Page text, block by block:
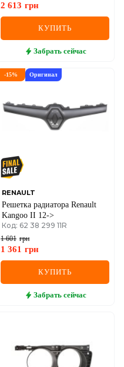
2 613 грн
КУПИТЬ
Забрать сейчас
-15% Оригинал
RENAULT
Решетка радиатора Renault
Kangoo II 12->
Код: 62 38 299 11R
1 601 грн
1 361 грн
КУПИТЬ
Забрать сейчас